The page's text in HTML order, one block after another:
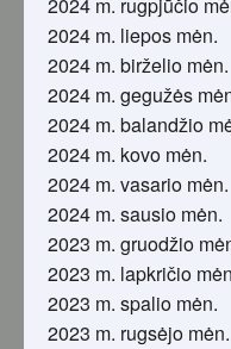
2024 m. rugpjūčio
2024 m. liepos mėn.
2024 m. birželio mėn.
2024 m. gegužės
2024 m. balandžio
2024 m. kovo mėn.
2024 m. vasario mėn.
2024 m. sausio mėn.
2023 m. gruodžio
2023 m. lapkričio
2023 m. spalio mėn.
2023 m. rugsėjo mėn.